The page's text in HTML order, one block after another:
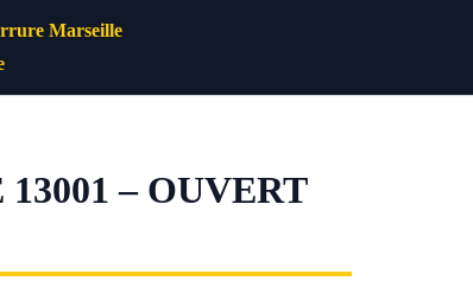
Marseille
– OUVERT